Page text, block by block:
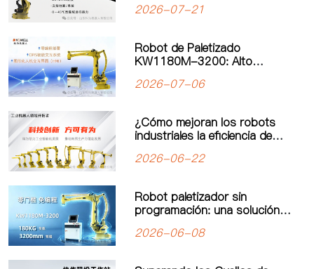
nueva era de automatización
2026-07-21
Robot de Paletizado
KW1180M-3200: Alto
Simplificada para un Nuevo
Carga Pesada
2026-07-06
¿Cómo mejoran los robots
industriales la eficiencia de
automatización industrial
2026-06-22
Robot paletizador sin
programación: una solución
eficiencia de producción
2026-06-08